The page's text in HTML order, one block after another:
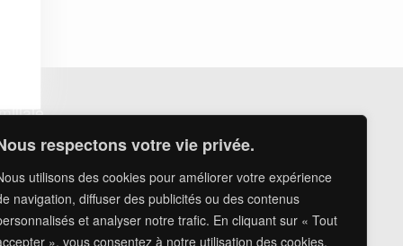
respectons votre vie privée.
utilisons des cookies pour améliorer votre expérience
navigation, diffuser des publicités ou des contenus
et analyser notre trafic. En cliquant sur « Tout
», vous consentez à notre utilisation des cookies.